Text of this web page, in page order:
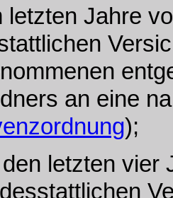
letzten Jahre
an eine
);
letzten vier